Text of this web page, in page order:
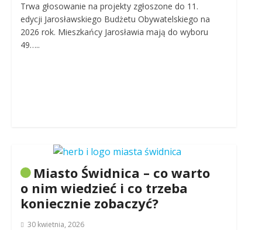
Trwa głosowanie na projekty zgłoszone do 11.
edycji Jarosławskiego Budżetu Obywatelskiego na
2026 rok. Mieszkańcy Jarosławia mają do wyboru
49…..
Miasto Świdnica – co warto
o nim wiedzieć i co trzeba
koniecznie zobaczyć?
30 kwietnia, 2026